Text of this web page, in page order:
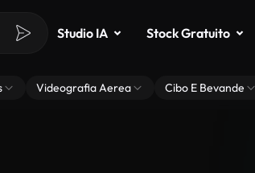
Studio IA Stock Gratuito
Videografia Aerea Cibo E Bevande